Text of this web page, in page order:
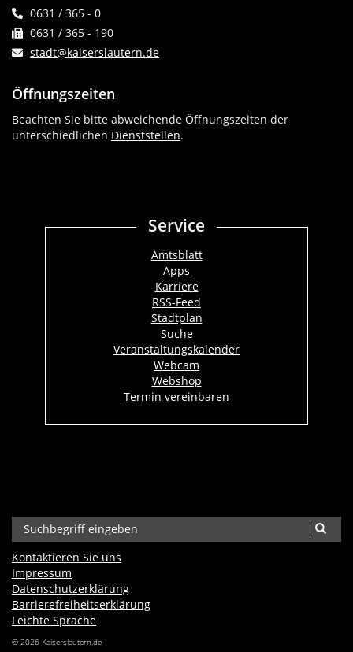
0631 / 365 - 0
0631 / 365 - 190
stadt@kaiserslautern.de
Öffnungszeiten
Beachten Sie bitte abweichende Öffnungszeiten der
unterschiedlichen Dienststellen.
Service
Amtsblatt
Apps
Karriere
RSS-Feed
Stadtplan
Suche
Veranstaltungskalender
Webcam
Webshop
Termin vereinbaren
Kontaktieren Sie uns
Impressum
Datenschutzerklärung
Barrierefreiheits­erklärung
Leichte Sprache
© 2026 Kaiserslautern.de